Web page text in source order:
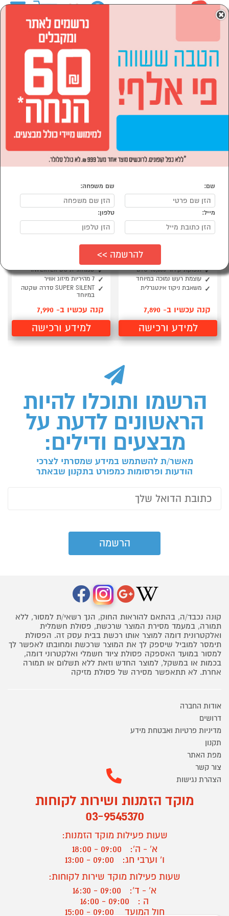
מזגנים מאווררים ומוצרי חימום
מזגנים
מזגן מיני מרכזי אינוורטר
מזגן מיני מרכזי אינוורטר
נמצאו 2 מוצרי מזגן מיני מרכזי אינוורטר
מיון: הפופולרים ביותר
סמן להשוואה
CUBE DUCT INVERTER
תפוקת קירור 45,600 BTU
עוצמת רעש נמוכה במיוחד
משאבת ניקוז אינטגרלית
קנה עכשיו ב- 7,890
למידע ורכישה
סמן להשוואה
50A
טכנולוגיית INVERTER DC
7 מהיריות מיזוג אוויר
SUPER SILENT סדרה שקטה
במיוחד
קנה עכשיו ב- 7,990
למידע ורכישה
הרשמו ותוכלו להיות
הראשונים לדעת על
מבצעים ודילים:
מאשר/ת להשתמש במידע שמסרתי לצרכי
הודעות ופרסומות כמפורט בתקנון שבאתר
קונה נכבד/ה, בהתאם להוראות החוק, הנך רשאי/ת למסור, ללא
תמורה, במעמד מסירת המוצר שרכשת, פסולת חשמלית
ואלקטרונית דומה למוצר אותו רכשת בבית עסק זה. הפסולת
תימסר למוביל שיספק לך את המוצר שרכשת ומחובתו לאפשר לך
למסור במועד האספקה פסולת ציוד חשמלי ואלקטרוני דומה,
בכמות או במשקל, למוצר החדש וזאת ללא תשלום או תמורה
אחרת. לא תתאפשר מסירה של פסולת מזיקה
אודות החברה
דרושים
מדיניות פרטיות ואבטחת מידע
תקנון
מפת האתר
צור קשר
הצהרת נגישות
מוקד הזמנות ושירות לקוחות
03-9545370
שעות פעילות מוקד הזמנות:
א' - ה':
09:00 - 18:00
ו' וערבי חג:
09:00 - 13:00
שעות פעילות מוקד שירות לקוחות:
א' - ד':
09:00 - 16:30
ה :
09:00 - 16:00
חול המועד
×
שם: שם משפחה:
מייל: טלפון: